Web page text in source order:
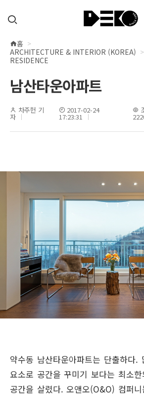
현
재
치
홈
ARCHITECTURE & INTERIOR (KOREA)
RESIDENCE
남산타운아파트
차주헌 기
자
2017-02-24
17:23:31
약수동 남산타운아파트는 단출하다.
요소로 공간을 꾸미기 보다는 최소
공간을 살렸다. 오앤오(O&O) 컴퍼